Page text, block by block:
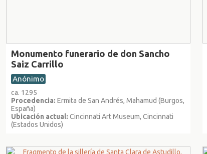
Monumento funerario de don Sancho
Saiz Carrillo
Anónimo
ca. 1295
Procedencia: Ermita de San Andrés, Mahamud (Burgos,
España)
Ubicación actual: Cincinnati Art Museum, Cincinnati
(Estados Unidos)